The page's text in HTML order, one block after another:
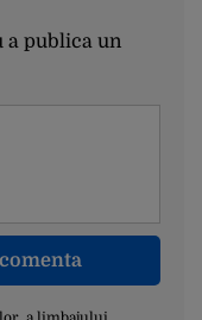
a publica un